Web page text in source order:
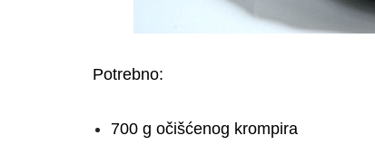
Potrebno:
700 g očišćenog krompira